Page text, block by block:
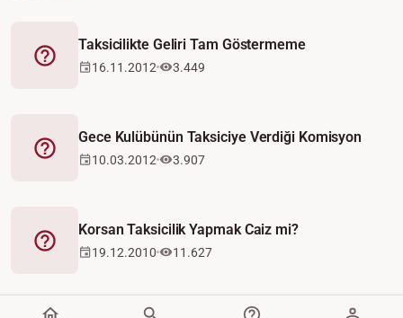
Fetva
Taksicilikte Geliri Tam Göstermeme
16.11.2012 3.449
Fetva
Gece Kulübünün Taksiciye Verdiği Komisyon
10.03.2012 3.907
Fetva
Korsan Taksicilik Yapmak Caiz mi?
19.12.2010 11.627